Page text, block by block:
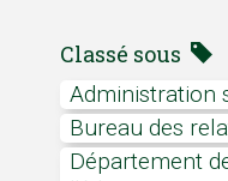
Classé sous
Administration
Bureau des
Département des sciences de